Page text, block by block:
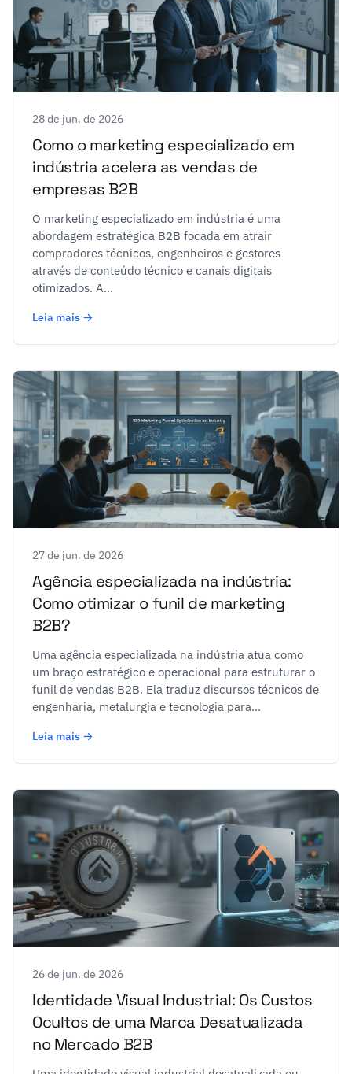
28 de jun. de 2026
Como o marketing especializado em
indústria acelera as vendas de
empresas B2B
O marketing especializado em indústria é uma
abordagem estratégica B2B focada em atrair
compradores técnicos, engenheiros e gestores
através de conteúdo técnico e canais digitais
otimizados. A...
Leia mais →
27 de jun. de 2026
Agência especializada na indústria:
Como otimizar o funil de marketing
B2B?
Uma agência especializada na indústria atua como
um braço estratégico e operacional para estruturar o
funil de vendas B2B. Ela traduz discursos técnicos de
engenharia, metalurgia e tecnologia para...
Leia mais →
26 de jun. de 2026
Identidade Visual Industrial: Os Custos
Ocultos de uma Marca Desatualizada
no Mercado B2B